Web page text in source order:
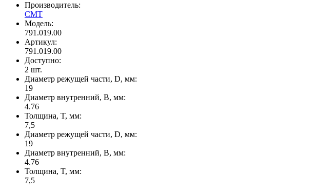
Производитель:
CMT
Модель:
791.019.00
Артикул:
791.019.00
Доступно:
2 шт.
Диаметр режущей части, D, мм:
19
Диаметр внутренний, B, мм:
4.76
Толщина, T, мм:
7,5
Диаметр режущей части, D, мм:
19
Диаметр внутренний, B, мм:
4.76
Толщина, T, мм:
7,5